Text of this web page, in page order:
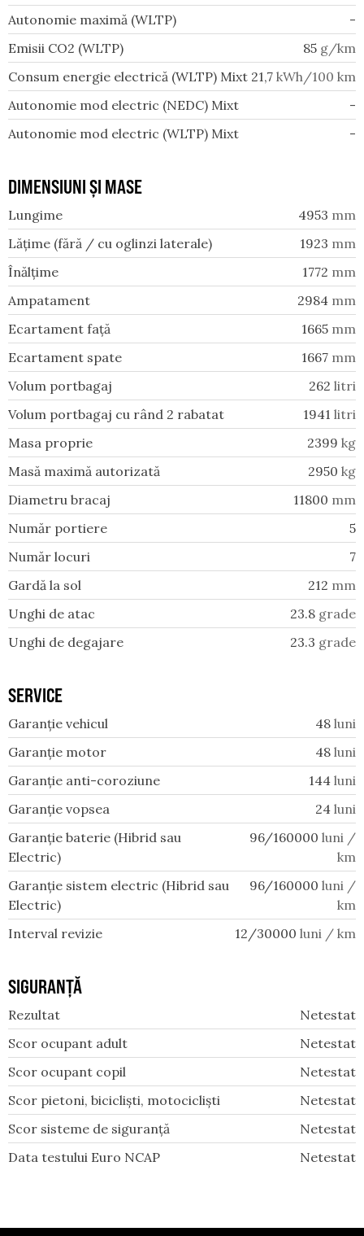
Autonomie maximă (WLTP)
-
Emisii CO2 (WLTP)
85 g/km
Consum energie electrică (WLTP) Mixt 21,7 kWh/100 km
Autonomie mod electric (NEDC) Mixt
-
Autonomie mod electric (WLTP) Mixt
-
DIMENSIUNI ȘI MASE
Lungime 4953 mm
Lățime (fără / cu oglinzi laterale)
1923 mm
Înălțime
1772 mm
Ampatament
2984 mm
Ecartament față
1665 mm
Ecartament spate
1667 mm
Volum portbagaj
262 litri
Volum portbagaj cu rând 2 rabatat
1941 litri
Masa proprie
2399 kg
Masă maximă autorizată
2950 kg
Diametru bracaj
11800 mm
Număr portiere
5
Număr locuri
7
Gardă la sol
212 mm
Unghi de atac
23.8 grade
Unghi de degajare
23.3 grade
SERVICE
Garanție vehicul 48 luni
Garanție motor
48 luni
Garanție anti-coroziune
144 luni
Garanție vopsea
24 luni
Garanție baterie (Hibrid sau
Electric)
96/160000 luni /
km
Garanție sistem electric (Hibrid sau
Electric)
96/160000 luni /
km
Interval revizie
12/30000 luni / km
SIGURANȚĂ
Rezultat
Netestat
Scor ocupant adult
Netestat
Scor ocupant copil
Netestat
Scor pietoni, bicicliști, motocicliști
Netestat
Scor sisteme de siguranță
Netestat
Data testului Euro NCAP
Netestat